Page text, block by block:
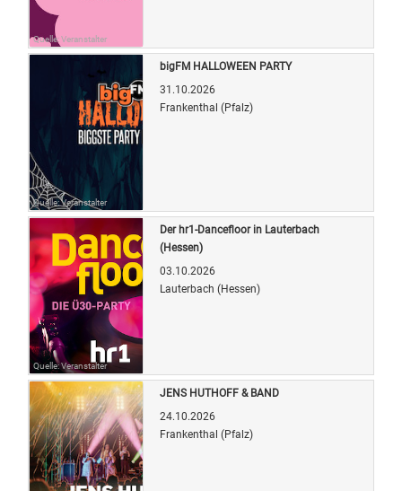
Quelle: Veranstalter
Quelle: Veranstalter
bigFM HALLOWEEN PARTY
31.10.2026
Frankenthal (Pfalz)
Quelle: Veranstalter
Der hr1-Dancefloor in Lauterbach
(Hessen)
03.10.2026
Lauterbach (Hessen)
JENS HUTHOFF & BAND
24.10.2026
Frankenthal (Pfalz)